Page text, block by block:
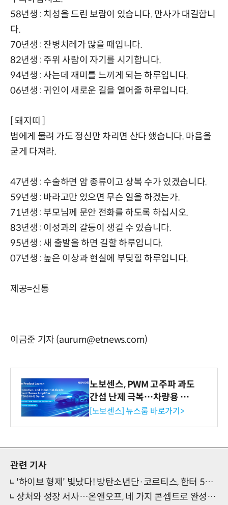
58년생 : 치성을 드린 보람이 있습니다. 만사가 대길합니
다.
70년생 : 잔병치레가 많을 때입니다.
82년생 : 주위 사람이 자기를 시기합니다.
94년생 : 사는데 재미를 느끼게 되는 하루입니다.
06년생 : 귀인이 새로운 길을 열어줄 하루입니다.
[ 돼지띠 ]
범에게 물려 가도 정신만 차리면 산다 했습니다. 마음을
굳게 다져라.
47년생 : 수술하면 암 종류이고 상복 수가 있겠습니다.
59년생 : 바라고만 있으면 무슨 일을 하겠는가.
71년생 : 부모님께 문안 전화를 하도록 하십시오.
83년생 : 이성과의 갈등이 생길 수 있습니다.
95년생 : 새 출발을 하면 길할 하루입니다.
07년생 : 높은 이상과 현실에 부딪힐 하루입니다.
제공=신통
이금준 기자 (aurum@etnews.com)
노보센스, PWM 고주파 과도
간섭 난제 극복…차량용 전
류 감지 증폭기
[노보센스] 뉴스룸 바로가기>
관련 기사
'하이브 형제' 빛났다! 방탄소년단·코르티스, 한터 5월 차트 주인공
상처와 성장 서사…온앤오프, 네 가지 콘셉트로 완성한 '청춘 자화상'